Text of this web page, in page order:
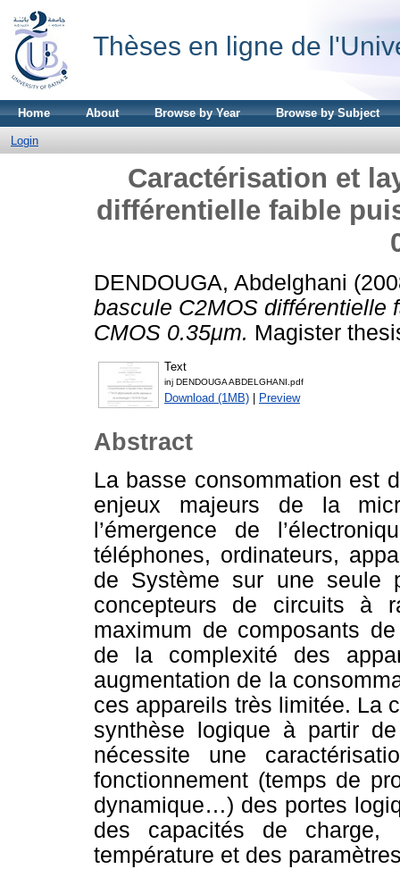
Thèses en ligne de
Home About Browse by Year Browse by Subject
Login
Caractérisation et
différentielle faible
DENDOUGA, Abdelghani
bascule C2MOS différentielle
CMOS 0.35μm. Magister
Text
inj DENDOUGA ABDELGHANI.pdf
Download (1MB) | Preview
Abstract
La basse consommation est
enjeux majeurs de la
l’émergence de
téléphones, ordinateurs,
de Système sur une seule
concepteurs de circuits à
maximum de composants
de la complexité des
augmentation de la
ces appareils très limitée. La
synthèse logique à partir
nécessite une
fonctionnement (temps de
dynamique…) des portes
des capacités de charge,
température et des